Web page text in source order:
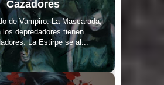
Cazadores
de Vampiro: La Mascarada,
los depredadores tienen
La Estirpe se al...